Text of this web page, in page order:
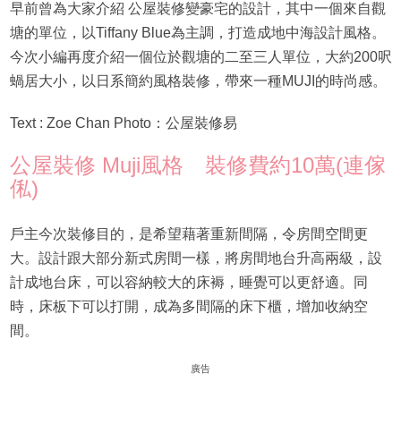
早前曾為大家介紹 公屋裝修變豪宅的設計，其中一個來自觀
塘的單位，以Tiffany Blue為主調，打造成地中海設計風格。
今次小編再度介紹一個位於觀塘的二至三人單位，大約200呎
蝸居大小，以日系簡約風格裝修，帶來一種MUJI的時尚感。
Text : Zoe Chan Photo：公屋裝修易
公屋裝修 Muji風格 裝修費約10萬(連傢
俬)
戶主今次裝修目的，是希望藉著重新間隔，令房間空間更
大。設計跟大部分新式房間一樣，將房間地台升高兩級，設
計成地台床，可以容納較大的床褥，睡覺可以更舒適。同
時，床板下可以打開，成為多間隔的床下櫃，增加收納空
間。
廣告